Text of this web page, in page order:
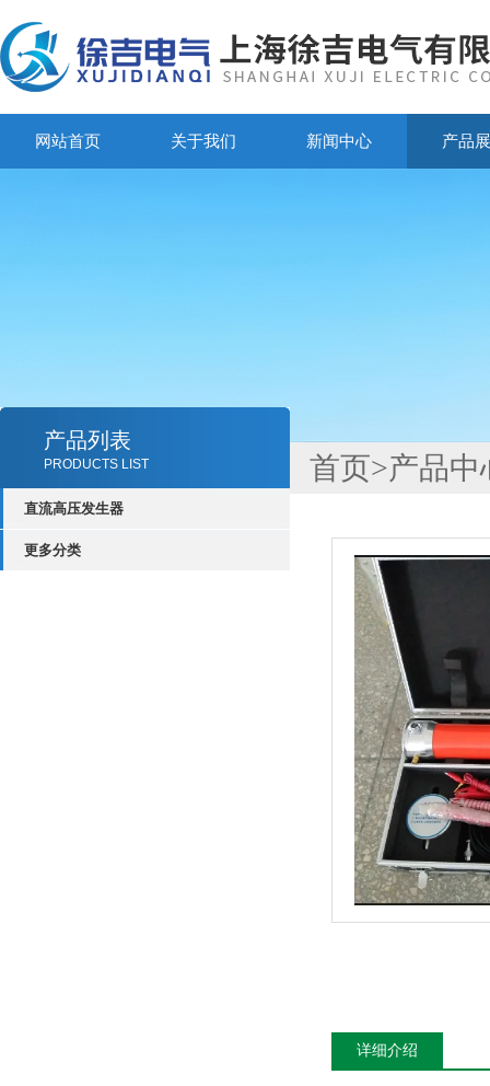
网站首页 关于我们 新闻中心 产品
产品列表
PRODUCTS LIST
直流高压发生器
更多分类
首页>产品中
详细介绍